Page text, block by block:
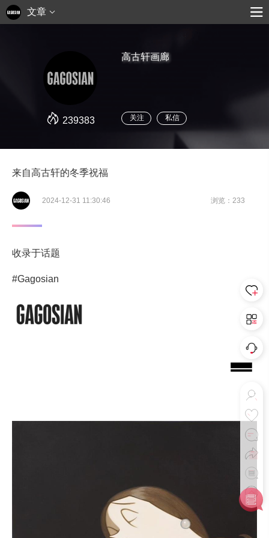
文章
239383
高古轩画廊
关注 私信
来自高古轩的冬季祝福
2024-12-31 11:30:46 浏览：233
收录于话题
#Gagosian